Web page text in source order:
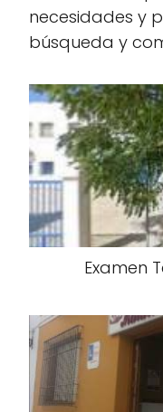
necesidades y
búsqueda y
Examen